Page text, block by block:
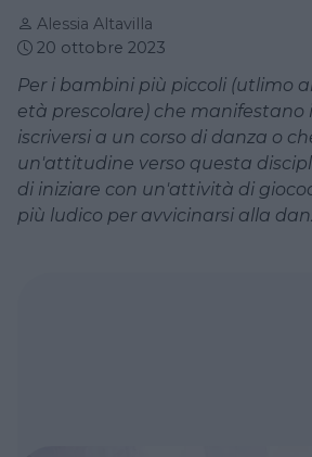
Alessia Altavilla
20 ottobre 2023
Per i bambini più piccoli (utlimo
età prescolare) che manifestano
iscriversi a un corso di danza o
un'attitudine verso questa
di iniziare con un'attività di
più ludico per avvicinarsi alla